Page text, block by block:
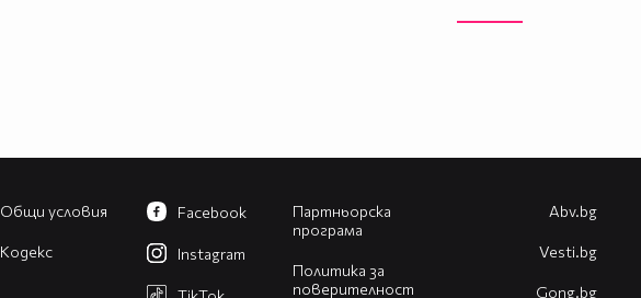
Общи условия
Кодекс
Партньорска
програма
Политика за
поверителност
Facebook
Instagram
Abv.bg
Vesti.bg
Gong.bg